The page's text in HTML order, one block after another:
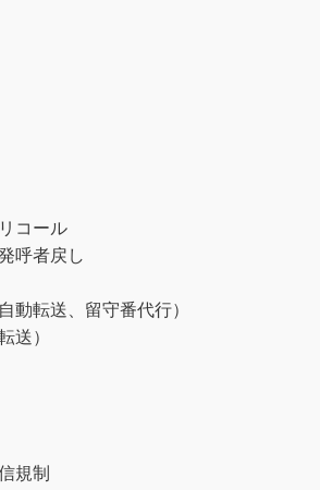
コール
呼者戻し
動転送、留守番代行）
送）
規制